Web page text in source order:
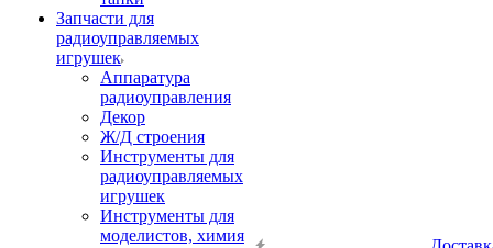
Запчасти для
радиоуправляемых
игрушек
Аппаратура
радиоуправления
Декор
Ж/Д строения
Инструменты для
радиоуправляемых
игрушек
Инструменты для
моделистов, химия